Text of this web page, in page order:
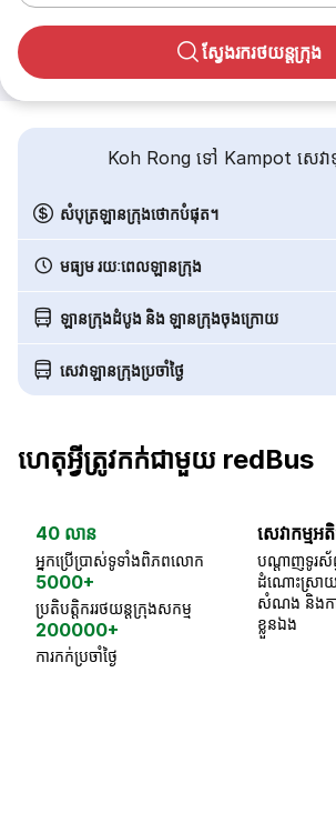
ស្វែងរករថយន្តក្រុង
Koh Rong ទៅ Kampot សេវា
សំបុត្រឡានក្រុងថោកបំផុត។
មធ្យម រយៈពេលឡានក្រុង
ឡានក្រុងដំបូង និង ឡានក្រុងចុងក្រោយ
សេវាឡានក្រុងប្រចាំថ្ងៃ
ហេតុអ្វីត្រូវកក់ជាមួយ redBus
40 លាន
អ្នកប្រើប្រាស់ទូទាំងពិភពលោក
5000+
ប្រតិបត្តិកររថយន្តក្រុងសកម្ម
200000+
ការកក់ប្រចាំថ្ងៃ
សេវាកម្ម
បណ្តាញទូរស័ព្
ដំណោះស្រាយ
សំណង និងក
ខ្លួនឯង